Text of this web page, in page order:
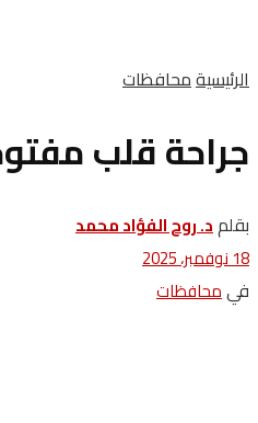
الرئيسيةمحافظات
جراحة قلب
بقلمد. روح الفؤاد محمد
18 نوفمبر، 2025
فيمحافظات